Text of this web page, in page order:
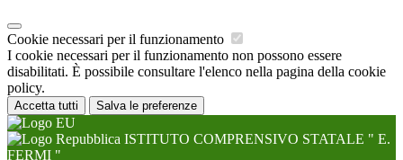
Cookie necessari per il funzionamento
I cookie necessari per il funzionamento non possono essere
disabilitati. È possibile consultare l'elenco nella pagina della cookie
policy.
Accetta tutti Salva le preferenze
ISTITUTO COMPRENSIVO STATALE " E.
FERMI "